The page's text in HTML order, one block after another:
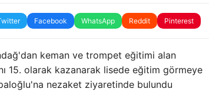
Facebook WhatsApp Reddit Pinterest
keman ve trompet eğitimi alan
15. olarak kazanarak lisede eğitim görmeye
nezaket ziyaretinde bulundu